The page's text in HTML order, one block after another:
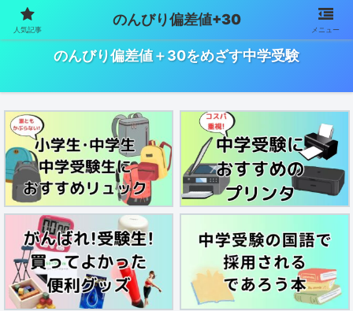
のんびり偏差値＋30をめざす中学受験
人気記事
のんびり偏差値+30
メニュー